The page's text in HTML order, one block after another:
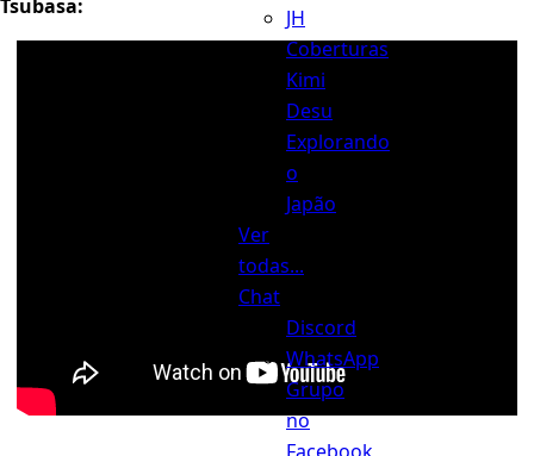
JH
Coberturas
Kimi
Desu
Explorando
o
Japão
Ver
todas...
Chat
Discord
WhatsApp
Grupo
no
Tsubasa: